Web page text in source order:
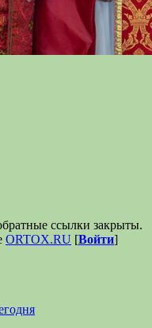
ссылки закрыты.
ORTOX.RU [Войти]